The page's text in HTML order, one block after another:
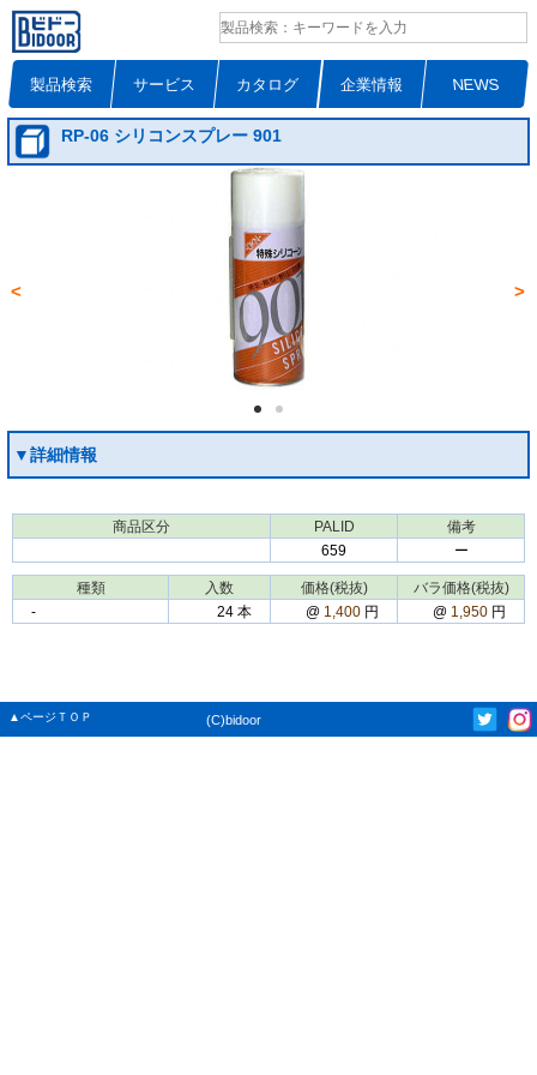
製品検索 サービス カタログ 企業情報 NEWS
RP-06 シリコンスプレー 901
< >
▼詳細情報
商品区分 PALID
備考
659
ー
種類 入数 価格(税抜)
バラ価格(税抜)
‐
24 本 @ 1,400 円 @ 1,950 円
▲ページＴＯＰ (C)bidoor